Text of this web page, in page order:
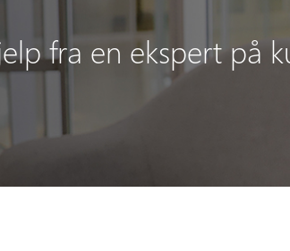
fra en ekspert på